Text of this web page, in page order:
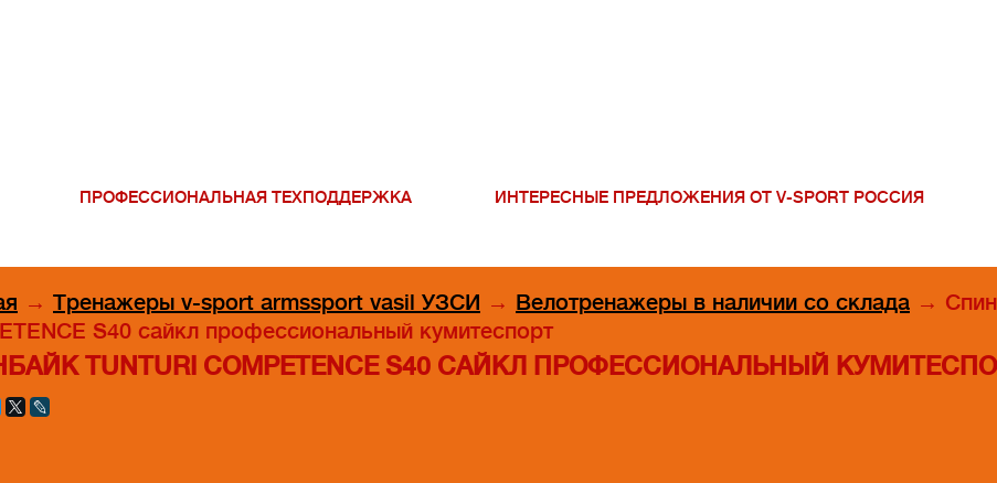
ПРОФЕССИОНАЛЬНАЯ ТЕХПОДДЕРЖКА ИНТЕРЕСНЫЕ ПРЕДЛОЖЕНИЯ ОТ V-SPORT РОССИЯ
→ Тренажеры v-sport armssport vasil УЗСИ → Велотренажеры в наличии со склада →
S40 сайкл профессиональный кумитеспорт
TUNTURI COMPETENCE S40 САЙКЛ ПРОФЕССИОНАЛЬНЫЙ